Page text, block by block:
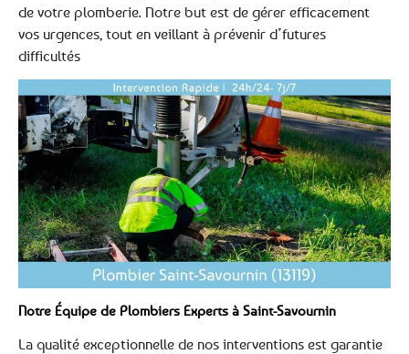
de votre plomberie. Notre but est de gérer efficacement
vos urgences, tout en veillant à prévenir d’futures
difficultés
Notre Équipe de Plombiers Experts à Saint-Savournin
La qualité exceptionnelle de nos interventions est garantie